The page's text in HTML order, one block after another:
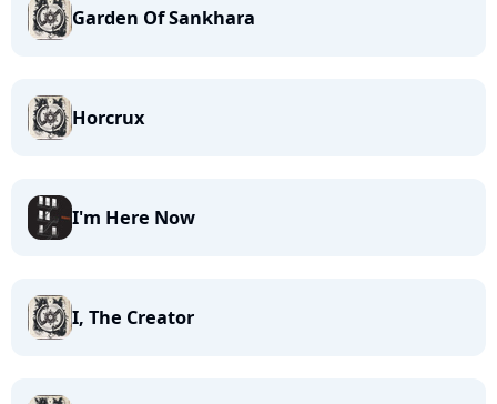
Garden Of Sankhara
Horcrux
I'm Here Now
I, The Creator